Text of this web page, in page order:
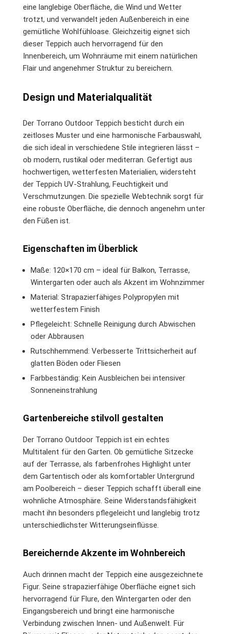
eine langlebige Oberfläche, die Wind und Wetter
trotzt, und verwandelt jeden Außenbereich in eine
gemütliche Wohlfühloase. Gleichzeitig eignet sich
dieser Teppich auch hervorragend für den
Innenbereich, um Wohnräume mit einem natürlichen
Flair und angenehmer Struktur zu bereichern.
Design und Materialqualität
Der Torrano Outdoor Teppich besticht durch ein
zeitloses Muster und eine harmonische Farbauswahl,
die sich ideal in verschiedene Stile integrieren lässt –
ob modern, rustikal oder mediterran. Gefertigt aus
hochwertigen, wetterfesten Materialien, widersteht
der Teppich UV-Strahlung, Feuchtigkeit und
Verschmutzungen. Die spezielle Webtechnik sorgt für
eine robuste Oberfläche, die dennoch angenehm unter
den Füßen ist.
Eigenschaften im Überblick
Maße: 120×170 cm – ideal für Balkon, Terrasse,
Wintergarten oder auch als Akzent im Wohnzimmer
Material: Strapazierfähiges Polypropylen mit
wetterfestem Finish
Pflegeleicht: Schnelle Reinigung durch Abwischen
oder Abbrausen
Rutschhemmend: Verbesserte Trittsicherheit auf
glatten Böden oder Fliesen
Farbbeständig: Kein Ausbleichen bei intensiver
Sonneneinstrahlung
Gartenbereiche stilvoll gestalten
Der Torrano Outdoor Teppich ist ein echtes
Multitalent für den Garten. Ob gemütliche Sitzecke
auf der Terrasse, als farbenfrohes Highlight unter
dem Gartentisch oder als komfortabler Untergrund
am Poolbereich – dieser Teppich schafft überall eine
wohnliche Atmosphäre. Seine Widerstandsfähigkeit
macht ihn besonders pflegeleicht und langlebig trotz
unterschiedlichster Witterungseinflüsse.
Bereichernde Akzente im Wohnbereich
Auch drinnen macht der Teppich eine ausgezeichnete
Figur. Seine strapazierfähige Oberfläche eignet sich
hervorragend für Flure, den Wintergarten oder den
Eingangsbereich und bringt eine harmonische
Verbindung zwischen Innen- und Außenwelt. Für